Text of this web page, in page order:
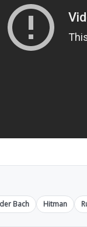
Bach Hitman